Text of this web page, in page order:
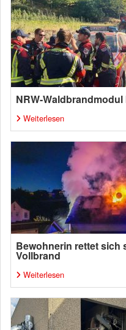
NRW-
Weiterlesen
Bewohnerin rettet sich
Vollbrand
Weiterlesen